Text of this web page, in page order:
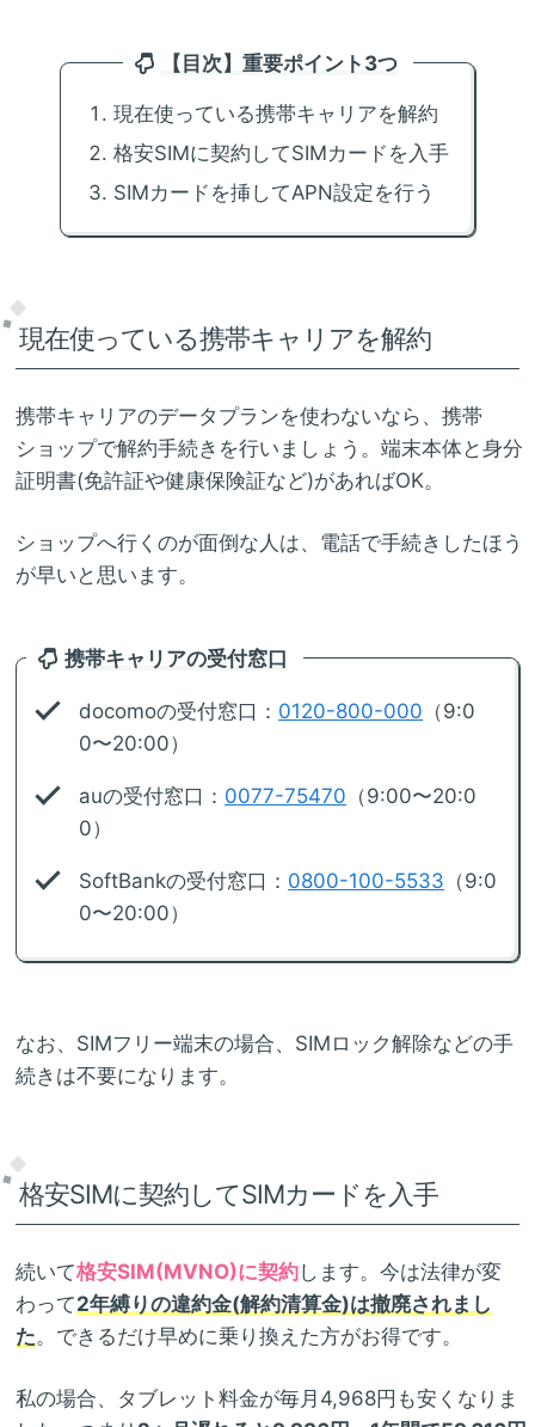
【目次】重要ポイント3つ
現在使っている携帯キャリアを解約
格安SIMに契約してSIMカードを入手
SIMカードを挿してAPN設定を行う
現在使っている携帯キャリアを解約
携帯キャリアのデータプランを使わないなら、携帯
ショップで解約手続きを行いましょう。端末本体と身分
証明書(免許証や健康保険証など)があればOK。
ショップへ行くのが面倒な人は、電話で手続きしたほう
が早いと思います。
携帯キャリアの受付窓口
docomoの受付窓口： 0120-800-000 （9:0
0〜20:00）
auの受付窓口： 0077-75470 （9:00〜20:0
0）
SoftBankの受付窓口： 0800-100-5533 （9:0
0〜20:00）
なお、SIMフリー端末の場合、SIMロック解除などの手
続きは不要になります。
格安SIMに契約してSIMカードを入手
続いて格安SIM(MVNO)に契約します。今は法律が変
わって2年縛りの違約金(解約清算金)は撤廃されまし
た。できるだけ早めに乗り換えた方がお得です。
私の場合、タブレット料金が毎月4,968円も安くなりま